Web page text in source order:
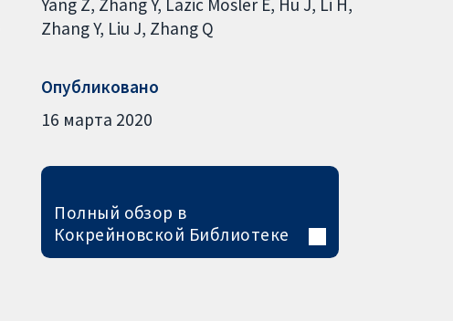
Yang Z Zhang Y Lazic Mosler E Hu J Li H
Zhang Y Liu J Zhang Q
Опубликовано
16 марта 2020
Полный обзор в
Кокрейновской Библиотеке